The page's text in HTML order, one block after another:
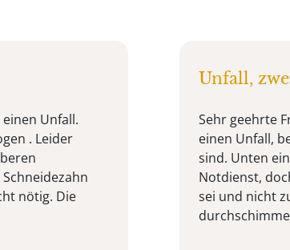
Unfall.
. Leider
nötig. Die
Unfall,
Sehr geehrte
einen Unfall,
sind. Unten
Notdienst,
sei und nicht